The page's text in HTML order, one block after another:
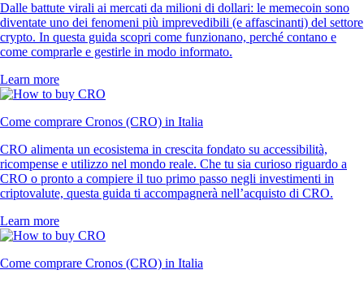
Dalle battute virali ai mercati da milioni di dollari: le memecoin sono
diventate uno dei fenomeni più imprevedibili (e affascinanti) del settore
crypto. In questa guida scopri come funzionano, perché contano e
come comprarle e gestirle in modo informato.
Learn more
Come comprare Cronos (CRO) in Italia
CRO alimenta un ecosistema in crescita fondato su accessibilità,
ricompense e utilizzo nel mondo reale. Che tu sia curioso riguardo a
CRO o pronto a compiere il tuo primo passo negli investimenti in
criptovalute, questa guida ti accompagnerà nell’acquisto di CRO.
Learn more
Come comprare Cronos (CRO) in Italia